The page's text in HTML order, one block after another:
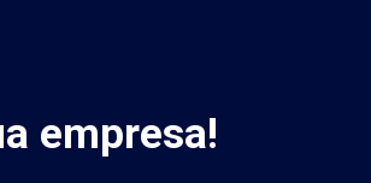
empresa!